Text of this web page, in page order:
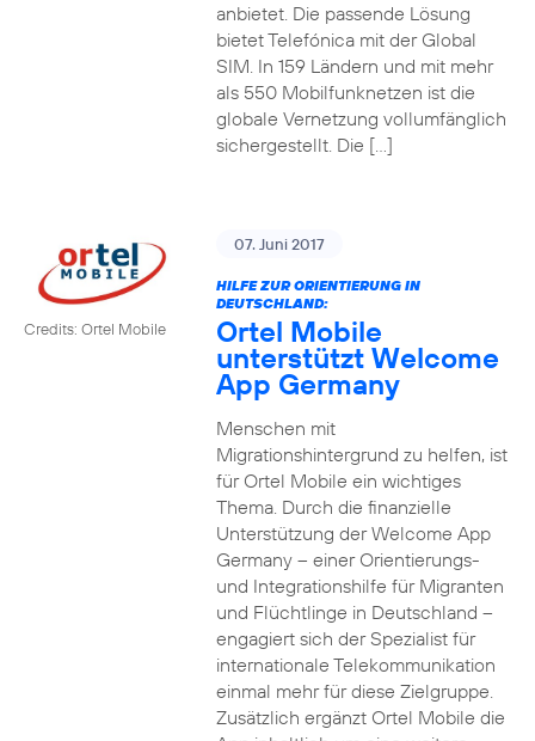
anbietet. Die passende Lösung
bietet Telefónica mit der Global
SIM. In 159 Ländern und mit mehr
als 550 Mobilfunknetzen ist die
globale Vernetzung vollumfänglich
sichergestellt. Die […]
Credits: Ortel Mobile
07. Juni 2017
HILFE ZUR ORIENTIERUNG IN
DEUTSCHLAND:
Ortel Mobile
unterstützt Welcome
App Germany
Menschen mit
Migrationshintergrund zu helfen, ist
für Ortel Mobile ein wichtiges
Thema. Durch die finanzielle
Unterstützung der Welcome App
Germany – einer Orientierungs-
und Integrationshilfe für Migranten
und Flüchtlinge in Deutschland –
engagiert sich der Spezialist für
internationale Telekommunikation
einmal mehr für diese Zielgruppe.
Zusätzlich ergänzt Ortel Mobile die